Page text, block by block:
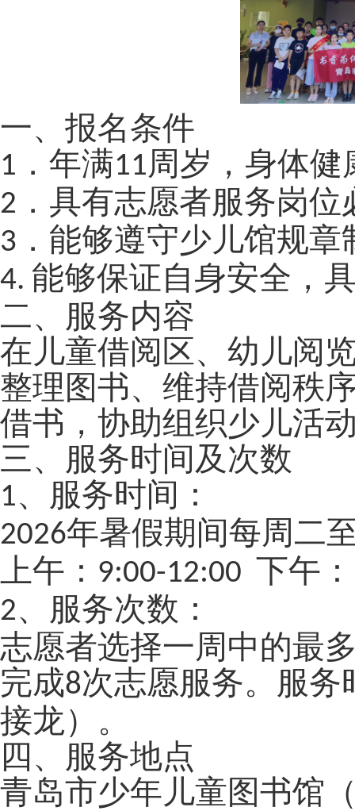
一、报名条件
1 ．年满11周岁，身体
2 ． 具有志愿者服务岗位
3 ．能够遵守少儿馆规
4. 能够保证自身安全，
二、服务内容
在儿童借阅区、幼儿阅
整理图书、维持借阅秩
借书，协助组织少儿活
三、服务时间及次数
1、服务时间：
2026年暑假期间每周二
上午： 9:00-12:00 下午：
2、服务次数：
志愿者选择一周中的最
完成8次志愿服务。服务
接龙）。
四、服务地点
青岛市少年儿童图书馆